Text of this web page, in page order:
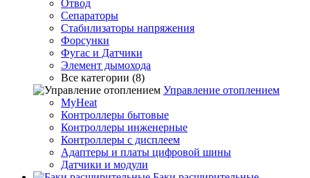
Отвод
Сепараторы
Стабилизаторы напряжения
Форсунки
Фугас и Датчики
Элемент дымохода
Все категории (8)
Управление отоплением
MyHeat
Контроллеры бытовые
Контроллеры инженерные
Контроллеры с дисплеем
Адаптеры и платы цифровой шины
Датчики и модули